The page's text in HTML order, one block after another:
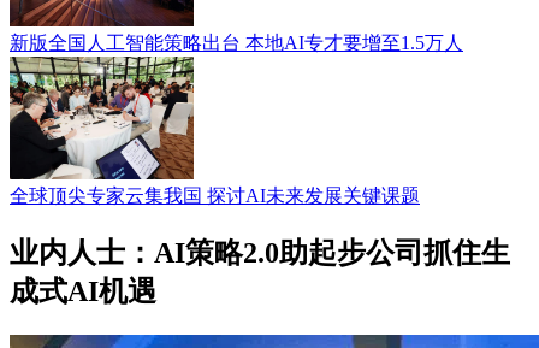
新版全国人工智能策略出台 本地AI专才要增至1.5万人
全球顶尖专家云集我国 探讨AI未来发展关键课题
业内人士：AI策略2.0助起步公司抓住生
成式AI机遇